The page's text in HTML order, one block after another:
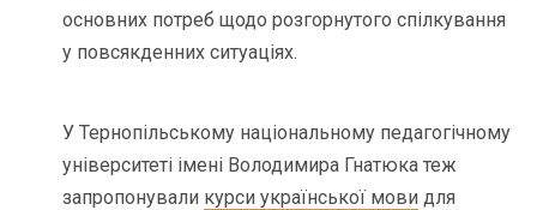
основних потреб щодо розгорнутого спілкування
у повсякденних ситуаціях.
У Тернопільському національному педагогічному
університеті імені Володимира Гнатюка теж
запропонували курси української мови для